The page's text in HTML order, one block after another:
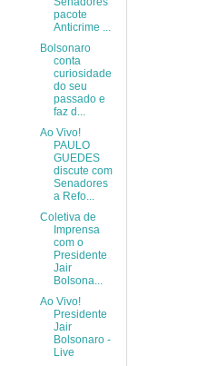
pacote
Anticrime ...
Bolsonaro
conta
curiosidade
do seu
passado e
faz d...
Ao Vivo!
PAULO
GUEDES
discute com
Senadores
a Refo...
Coletiva de
Imprensa
com o
Presidente
Jair
Bolsona...
Ao Vivo!
Presidente
Jair
Bolsonaro -
Live